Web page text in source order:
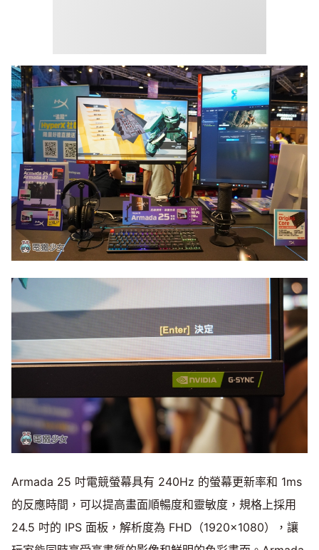
Armada 25 吋電競螢幕具有 240Hz 的螢幕更新率和 1ms
的反應時間，可以提高畫面順暢度和靈敏度，規格上採用
24.5 吋的 IPS 面板，解析度為 FHD（1920x1080），讓